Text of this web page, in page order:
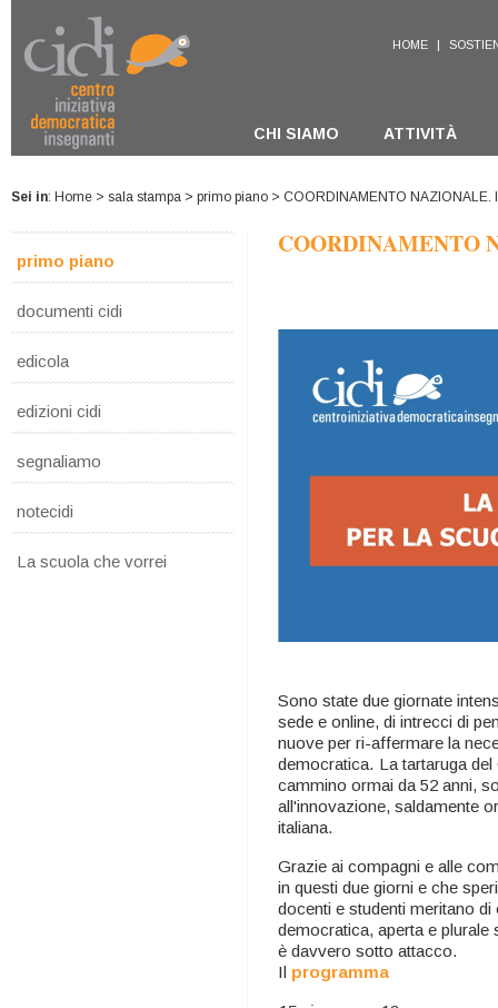
HOME |
CHI SIAMO ATTIVITÀ
Sei in: Home > sala stampa > primo piano > COORDINAMENTO NAZIONALE.
primo piano
documenti cidi
edicola
edizioni cidi
segnaliamo
notecidi
La scuola che vorrei
COORDINAMENTO
Sono state due giornate
sede e online, di intrecci di
nuove per ri-affermare la
democratica. La tartaruga
cammino ormai da 52 anni,
all'innovazione, saldamente
italiana.
Grazie ai compagni e alle
in questi due giorni e che
docenti e studenti meritano
democratica, aperta e
è davvero sotto attacco.
Il programma